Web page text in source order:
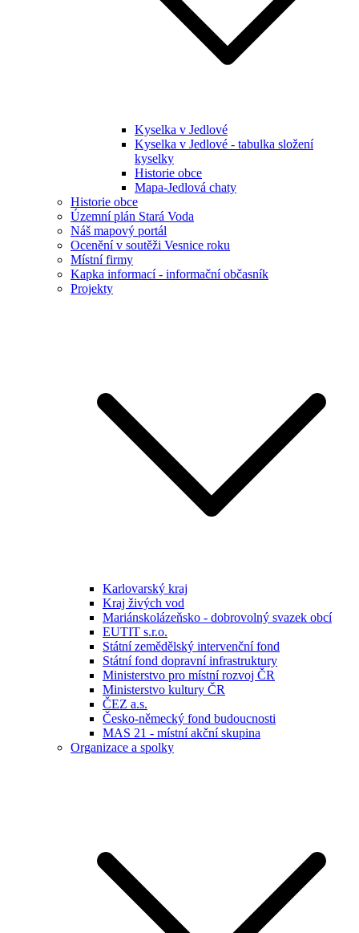
Kyselka v Jedlové
Kyselka v Jedlové - tabulka složení
kyselky
Historie obce
Mapa-Jedlová chaty
Historie obce
Územní plán Stará Voda
Náš mapový portál
Ocenění v soutěži Vesnice roku
Místní firmy
Kapka informací - informační občasník
Projekty
Karlovarský kraj
Kraj živých vod
Mariánskolázeňsko - dobrovolný svazek obcí
EUTIT s.r.o.
Státní zemědělský intervenční fond
Státní fond dopravní infrastruktury
Ministerstvo pro místní rozvoj ČR
Ministerstvo kultury ČR
ČEZ a.s.
Česko-německý fond budoucnosti
MAS 21 - místní akční skupina
Organizace a spolky